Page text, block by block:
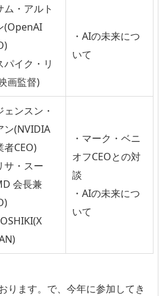
ム・アルト
(OpenAI
パイク・リ
画監督)
・AIの未来につ
いて
ェンスン・
ン(NVIDIA
者CEO)
サ・スー
会長兼
・マーク・ベニ
オフCEOとの対
談
・AIの未来につ
いて
ります。で、今年に参加してき